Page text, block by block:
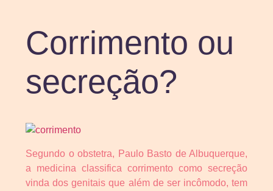
Corrimento ou
secreção?
Segundo o obstetra, Paulo Basto de Albuquerque,
a medicina classifica corrimento como secreção
vinda dos genitais que além de ser incômodo, tem